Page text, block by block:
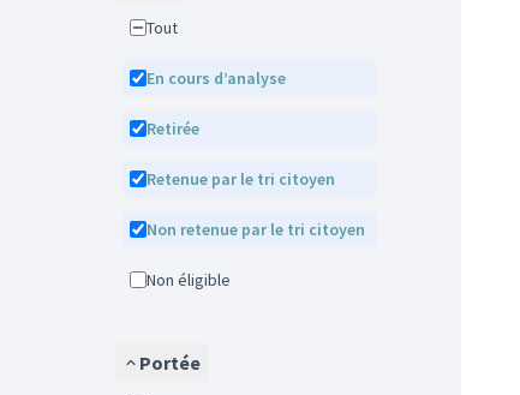
Tout
En cours d’analyse
Retirée
Retenue par le tri citoyen
Non retenue par le tri citoyen
Non éligible
Portée